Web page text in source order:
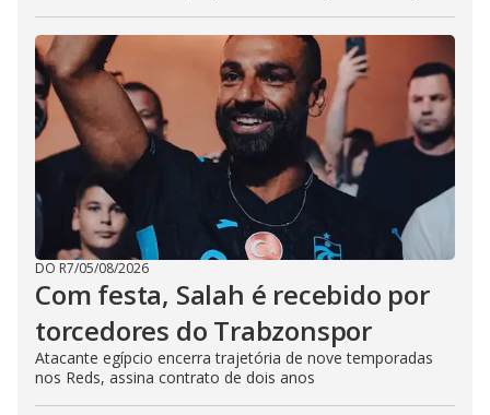
DO R7/05/08/2026
Com festa, Salah é recebido por
torcedores do Trabzonspor
Atacante egípcio encerra trajetória de nove temporadas
nos Reds, assina contrato de dois anos